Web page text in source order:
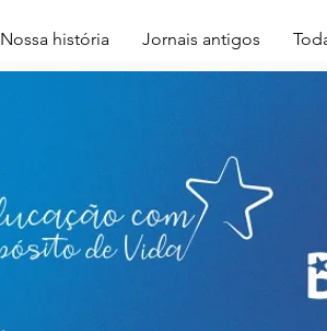
Nossa história Jornais antigos